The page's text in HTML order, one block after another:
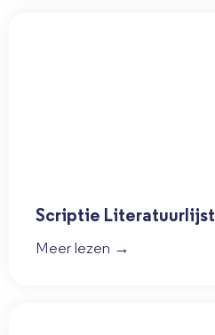
Scriptie Literatuurlijst
Meer lezen →